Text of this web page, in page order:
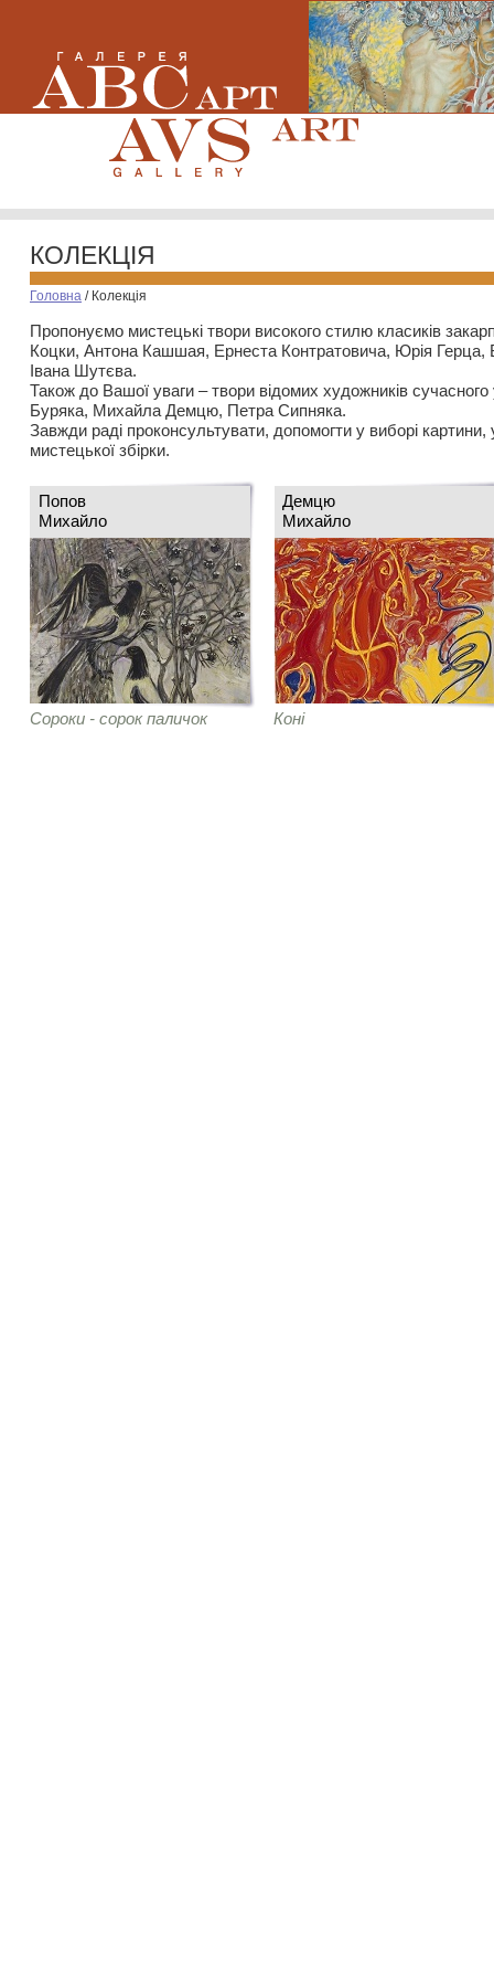
КОЛЕКЦІЯ
Головна / Колекція
Пропонуємо мистецькі твори високого стилю класиків
Коцки, Антона Кашшая, Ернеста Контратовича, Юрія
Івана Шутєва.
Також до Вашої уваги – твори відомих художників
Буряка, Михайла Демцю, Петра Сипняка.
Завжди раді проконсультувати, допомогти у виборі картини,
мистецької збірки.
Попов
Михайло
Сороки - сорок паличок
Демцю
Михайло
Коні